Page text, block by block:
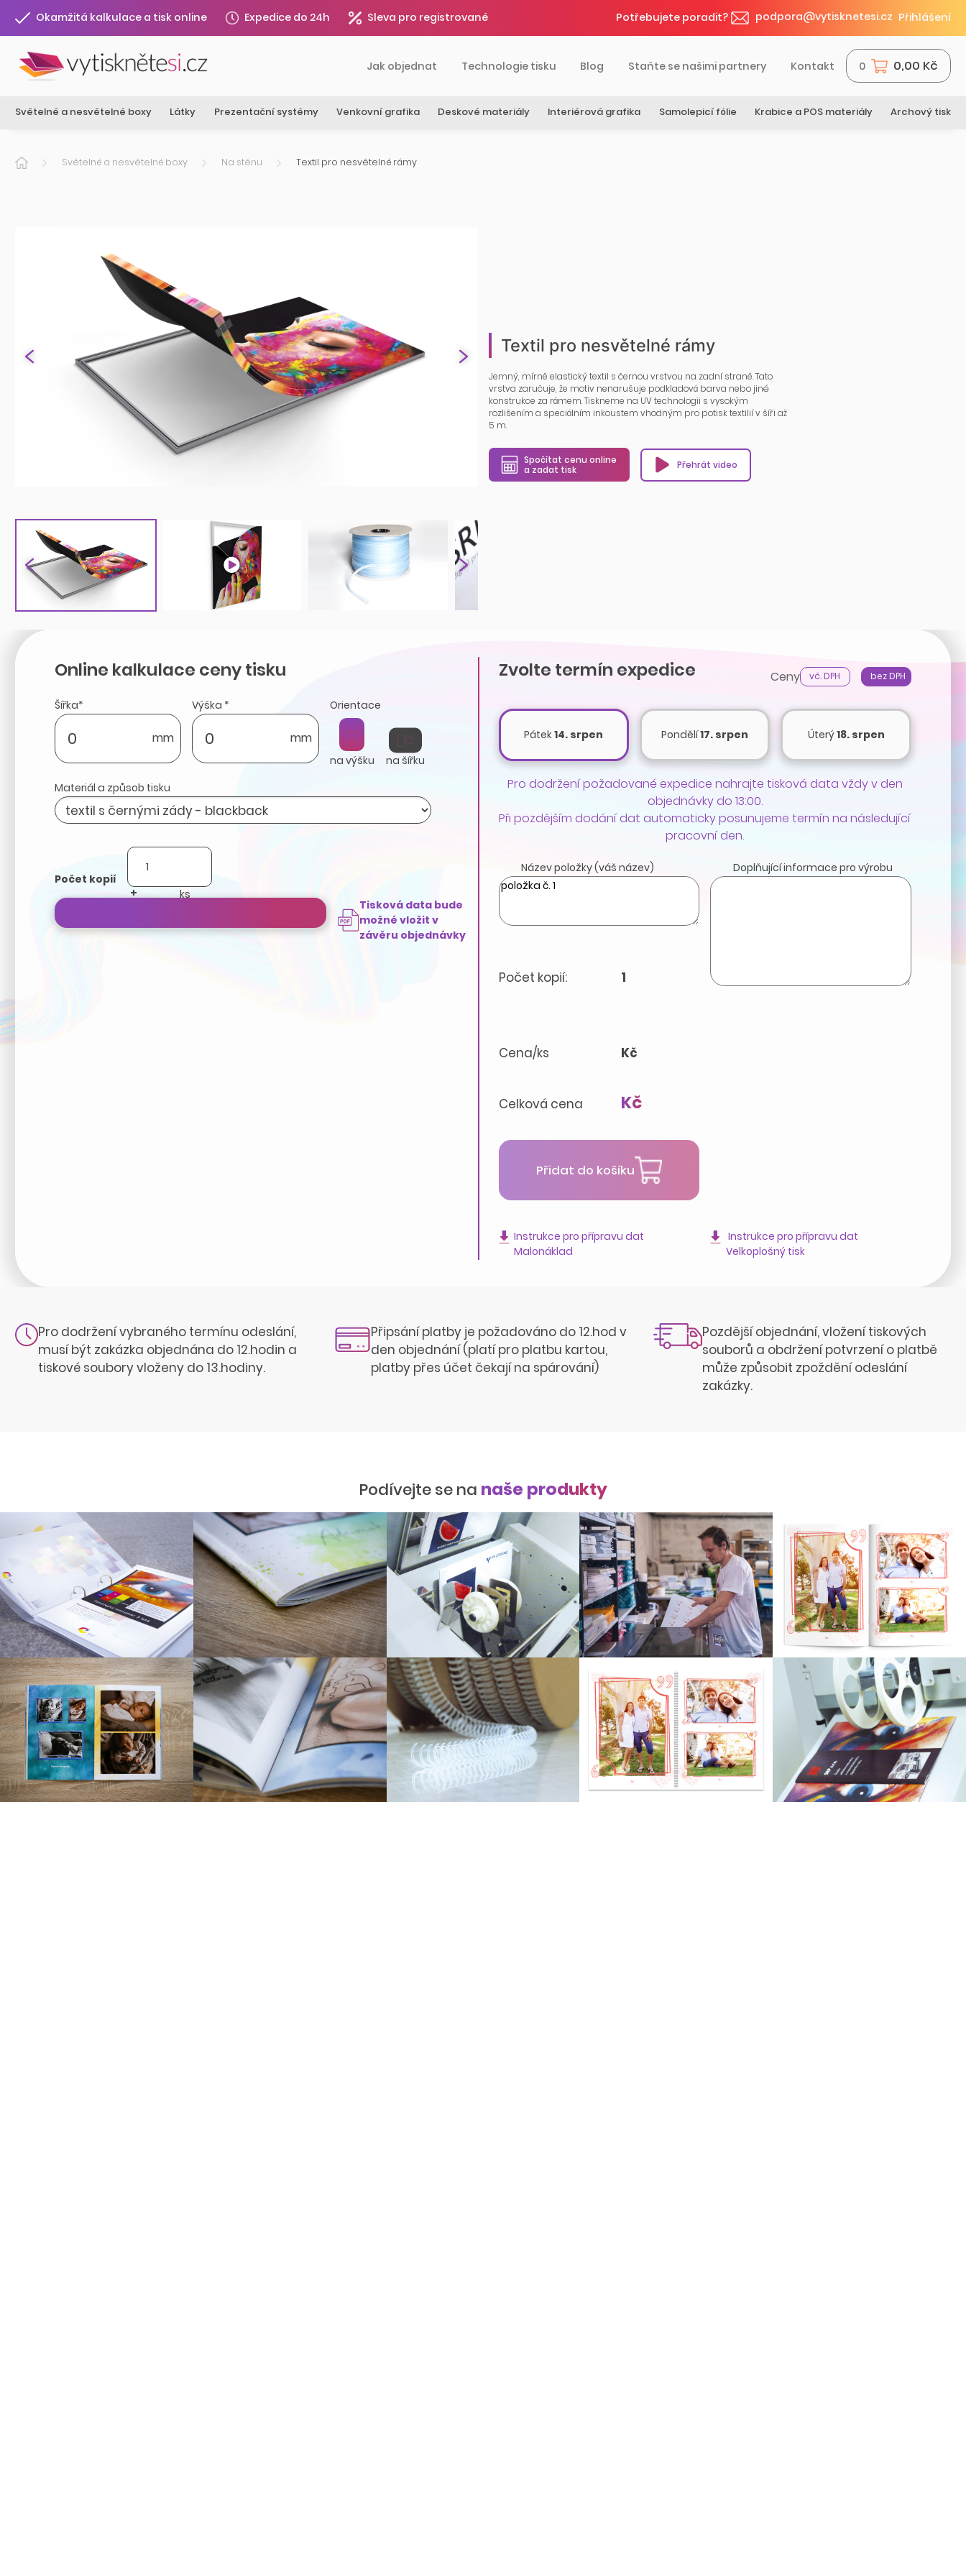
Okamžitá kalkulace a tisk online Expedice do 24h Sleva pro registrované Potřebujete poradit? podpora@vytisknetesi.cz Přihlášení
Jak objednat Technologie tisku Blog Staňte se našimi partnery Kontakt 0 0,00 Kč
Světelné a nesvětelné boxy Látky Prezentační systémy Venkovní grafika Deskové materiály Interiérová grafika Samolepicí fólie Krabice a POS materiály Archový tisk
Světelné a nesvětelné boxy Na stěnu Textil pro nesvětelné rámy
Textil pro nesvětelné rámy
Jemný, mírně elastický textil s černou vrstvou na zadní straně. Tato
vrstva zaručuje, že motiv nenarušuje podkladová barva nebo jiné
konstrukce za rámem. Tiskneme na UV technologii s vysokým
rozlišením a speciálním inkoustem vhodným pro potisk textilií v šíři až
5 m.
Spočítat cenu online
a zadat tisk
Přehrát video
Online kalkulace ceny tisku
Šířka*
mm
Výška *
mm
Orientace
na výšku
na šířku
Materiál a způsob tisku
Počet kopií
+
Tisková data bude
možné vložit v
závěru objednávky
Zvolte termín expedice Ceny vč. DPH bez DPH
Pátek14. srpen Pondělí17. srpen Úterý18. srpen
Pro dodržení požadované expedice nahrajte tisková data vždy v den
objednávky do 13:00.
Při pozdějším dodání dat automaticky posunujeme termín na následující
pracovní den.
Název položky (váš název)
Počet kopií: 1
Cena/ks Kč
Celková cena Kč
Doplňující informace pro výrobu
Přidat do košíku
Instrukce pro přípravu dat
Malonáklad
Instrukce pro přípravu dat
Velkoplošný tisk
Pro dodržení vybraného termínu odeslání,
musí být zakázka objednána do 12.hodin a
tiskové soubory vloženy do 13.hodiny.
Připsání platby je požadováno do 12.hod v
den objednání (platí pro platbu kartou,
platby přes účet čekají na spárování)
Pozdější objednání, vložení tiskových
souborů a obdržení potvrzení o platbě
může způsobit zpoždění odeslání
zakázky.
Podívejte se na naše produkty